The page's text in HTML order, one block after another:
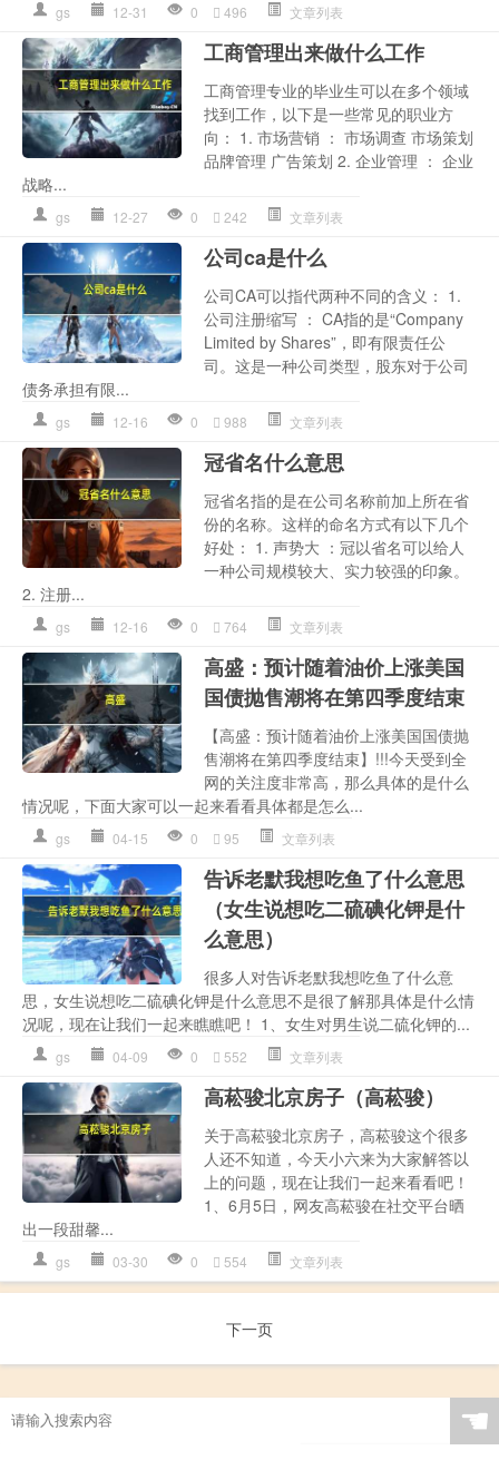
gs 12-31 0 496 文章列表
工商管理出来做什么工作
工商管理专业的毕业生可以在多个领域
找到工作，以下是一些常见的职业方
向： 1. 市场营销 ： 市场调查 市场策划
品牌管理 广告策划 2. 企业管理 ： 企业
战略...
gs 12-27 0 242 文章列表
公司ca是什么
公司CA可以指代两种不同的含义： 1.
公司注册缩写 ： CA指的是“Company
Limited by Shares”，即有限责任公
司。这是一种公司类型，股东对于公司
债务承担有限...
gs 12-16 0 988 文章列表
冠省名什么意思
冠省名指的是在公司名称前加上所在省
份的名称。这样的命名方式有以下几个
好处： 1. 声势大 ：冠以省名可以给人
一种公司规模较大、实力较强的印象。
2. 注册...
gs 12-16 0 764 文章列表
高盛：预计随着油价上涨美国
国债抛售潮将在第四季度结束
【高盛：预计随着油价上涨美国国债抛
售潮将在第四季度结束】!!!今天受到全
网的关注度非常高，那么具体的是什么
情况呢，下面大家可以一起来看看具体都是怎么...
gs 04-15 0 95 文章列表
告诉老默我想吃鱼了什么意思
（女生说想吃二硫碘化钾是什
么意思）
很多人对告诉老默我想吃鱼了什么意
思，女生说想吃二硫碘化钾是什么意思不是很了解那具体是什么情
况呢，现在让我们一起来瞧瞧吧！ 1、女生对男生说二硫化钾的...
gs 04-09 0 552 文章列表
高菘骏北京房子（高菘骏）
关于高菘骏北京房子，高菘骏这个很多
人还不知道，今天小六来为大家解答以
上的问题，现在让我们一起来看看吧！
1、6月5日，网友高菘骏在社交平台晒
出一段甜馨...
gs 03-30 0 554 文章列表
下一页
☚